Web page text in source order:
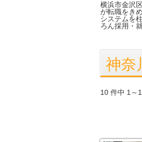
横浜市金沢
が転職をき
システムを
ろん採用・
神奈
10 件中 1～